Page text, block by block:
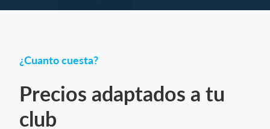
¿Cuanto cuesta?
Precios adaptados a tu
club